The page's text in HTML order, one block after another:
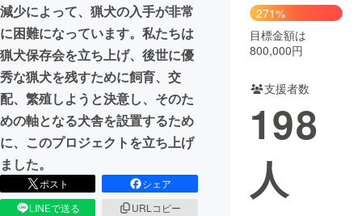
CAMPFIRE for Social Good
CAMPFIRE Creation
CAMPFIREふるさと納税machi-ya コミュニティ
減少によって、猟犬の入手が非常
に困難になっています。私たちは
猟犬保存会を立ち上げ、後世に優
秀な猟犬を残すために飼育、交
配、繁殖しようと決意し、そのた
めの軸となる犬舎を設置するため
に、このプロジェクトを立ち上げ
ました。
ポスト
シェア
LINEで送る
URLコピー
271%
目標金額は
800,000円
支援者数
198
人